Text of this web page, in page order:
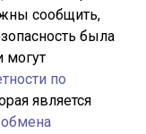
сообщить,
была
могут
по
является